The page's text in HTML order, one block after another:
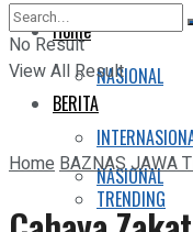
BERITA
NASIONAL
TRENDING
Home
BERITA
NASIONAL
No Result
View All Result
HomeBAZNAS JAWA